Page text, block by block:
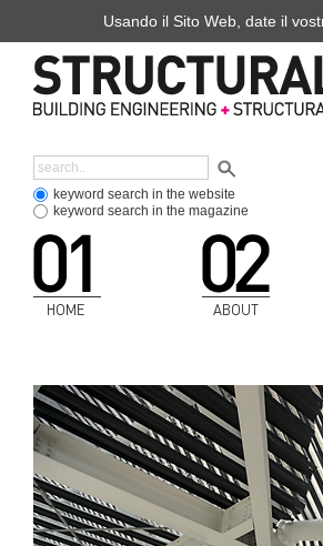
keyword search in the website
keyword search in the magazine
HOME ABOUT
Usando il Sito Web, date il